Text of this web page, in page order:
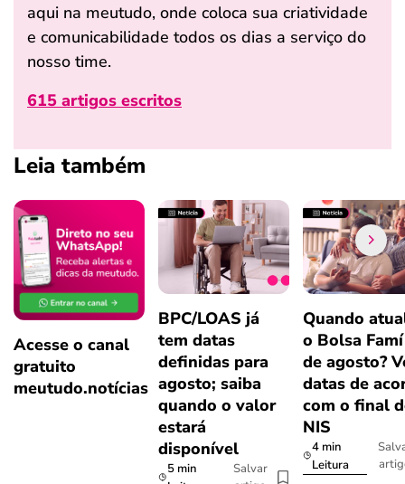
aqui na meutudo, onde coloca sua criatividade
e comunicabilidade todos os dias a serviço do
nosso time.
615 artigos escritos
Leia também
Acesse o canal
gratuito
meutudo.notícias
BPC/LOAS já
tem datas
definidas para
agosto; saiba
quando o valor
estará
disponível
5 min
Salvar
Quando
o Bolsa
de agosto?
datas de
com o final
NIS
4 min
Leitura